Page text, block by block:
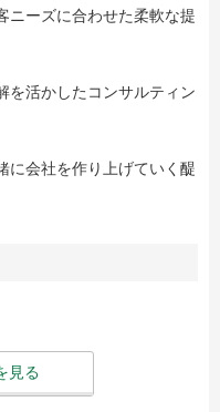
ニーズに合わせた柔軟な提
を活かしたコンサルティン
に会社を作り上げていく醍
見る